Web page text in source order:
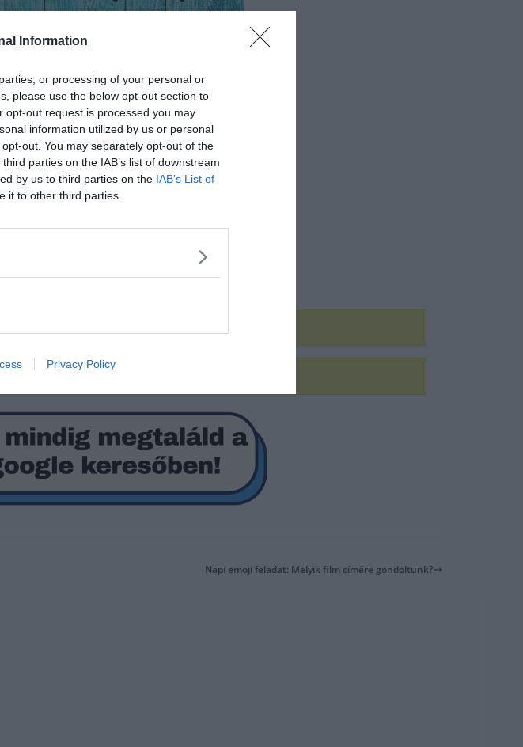
Information
or processing of your personal or
please use the below opt-out section to
opt-out request is processed you may
information utilized by us or personal
out. You may separately opt-out of the
parties on the IAB’s list of downstream
by us to third parties on the IAB’s List of
it to other third parties.
Privacy Policy
Napi emoji feladat: Melyik film címére gondoltunk?